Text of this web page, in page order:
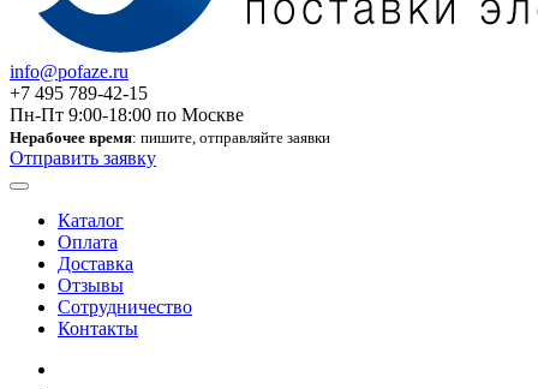
info@pofaze.ru
+7 495 789-42-15
Пн-Пт 9:00-18:00 по Москве
Нерабочее время: пишите, отправляйте заявки
Отправить заявку
Каталог
Оплата
Доставка
Отзывы
Сотрудничество
Контакты